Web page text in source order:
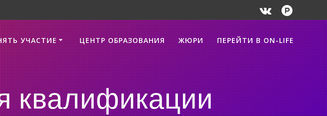
УЧАСТИЕ ЦЕНТР ОБРАЗОВАНИЯ ЖЮРИ ПЕРЕЙТИ В ON-LIFE
квалификации